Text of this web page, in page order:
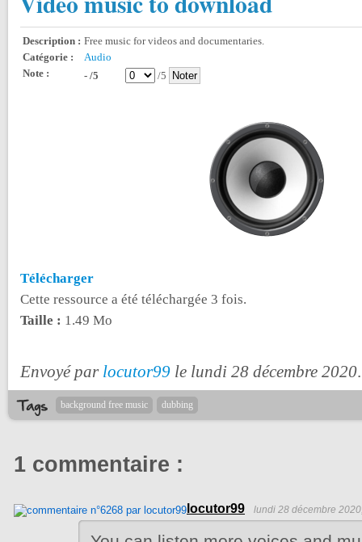
Description : Free music for videos and documentaries.
Catégorie :
Audio
Note :
- /5 /5
Télécharger
Cette ressource a été téléchargée 3 fois.
Taille : 1.49 Mo
Envoyé par locutor99 le lundi 28 décembre 2020.
background free music dubbing
1 commentaire :
locutor99 lundi 28 décembre